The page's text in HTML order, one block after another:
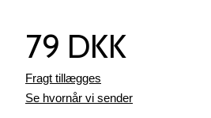
79 DKK
Fragt tillægges
Se hvornår vi sender